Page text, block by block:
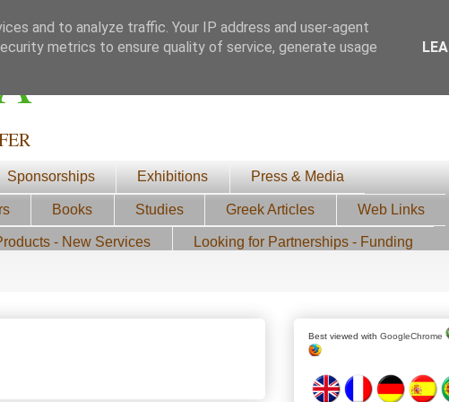
Sponsorships Exhibitions Press & Media
Books Studies Greek Articles Web Links
- New Services Looking for Partnerships - Funding
Best viewed with GoogleChrome
and to analyze traffic. Your IP address and user-agent
metrics to ensure quality of service, generate usage